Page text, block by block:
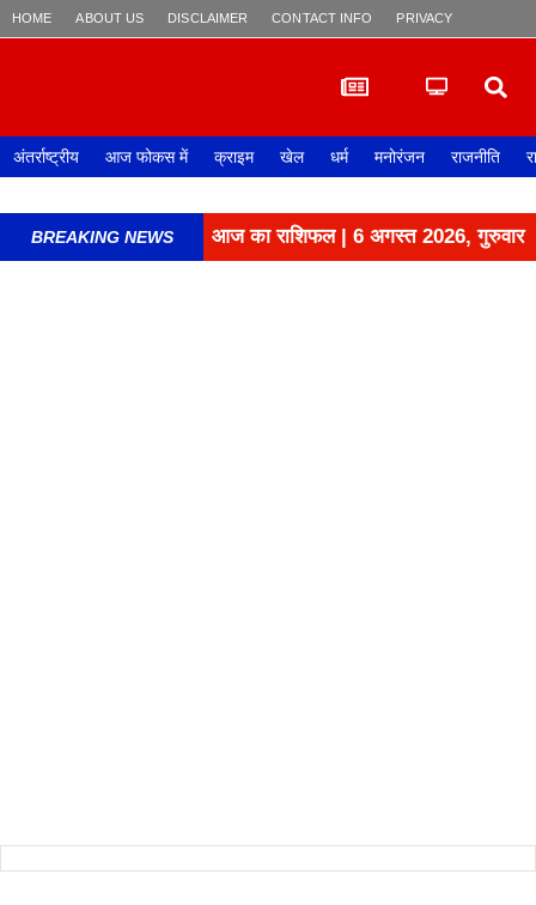
HOME ABOUT US DISCLAIMER CONTACT INFO PRIVACY POLICY
अंतर्राष्ट्रीय आज फोकस में क्राइम खेल धर्म मनोरंजन राजनीति
BREAKING NEWSआज का राशिफल | 6 अगस्त 2026, गुरुवार